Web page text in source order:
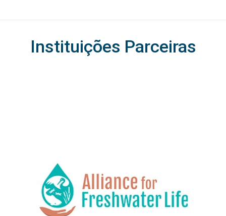
Instituições Parceiras